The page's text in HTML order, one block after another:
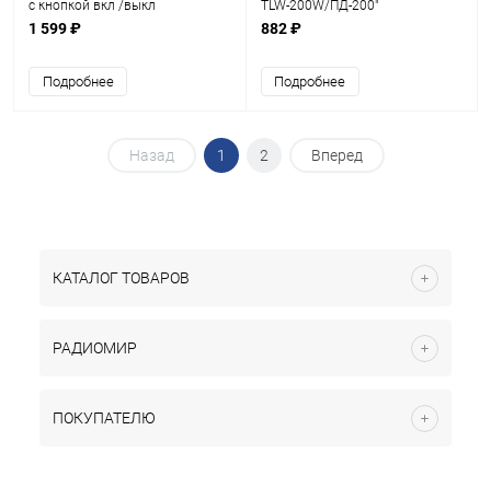
с кнопкой вкл /выкл
1 599 ₽
Подробнее
TLW-200W/ПД-200"
882 ₽
Подробнее
Назад 1 2 Вперед
КАТАЛОГ ТОВАРОВ
РАДИОМИР
ПОКУПАТЕЛЮ